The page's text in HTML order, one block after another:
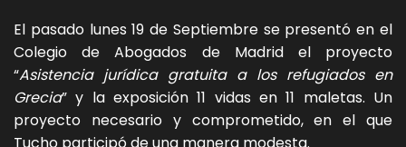
El pasado lunes 19 de Septiembre se presentó en el
Colegio de Abogados de Madrid el proyecto
“Asistencia jurídica gratuita a los refugiados en
Grecia” y la exposición 11 vidas en 11 maletas. Un
proyecto necesario y comprometido, en el que